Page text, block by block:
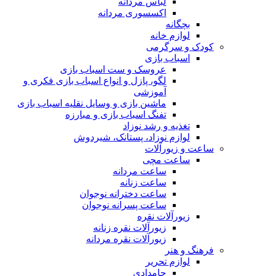
اکسسوری مردانه
بچگانه
لوازم خانه
کودک و سرگرمی
اسباب بازی
عروسک و ست اسباب بازی
لگو، پازل و انواع اسباب بازی فکری و
آموزشی
ماشین بازی و وسایل نقلیه اسباب بازی
تفنگ اسباب بازی و مبارزه
تغذیه و رشد نوزاد
لوازم نوزاد، پستانک، شیردوش
ساعت و زیور‌آلات
ساعت مچی
ساعت مردانه
ساعت زنانه
ساعت دخترانه نوجوان
ساعت پسرانه نوجوان
زیورآلات نقره
زیورآلات نقره زنانه
زیورآلات نقره مردانه
فرهنگ و هنر
لوازم تحریر
جامدادی